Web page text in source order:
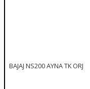
BAJAJ NS200 AYNA TK ORJ